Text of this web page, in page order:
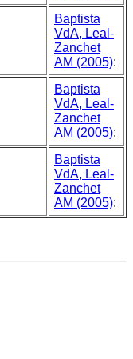
Baptista
VdA, Leal-
Zanchet
AM (2005):
Baptista
VdA, Leal-
Zanchet
AM (2005):
Baptista
VdA, Leal-
Zanchet
AM (2005):